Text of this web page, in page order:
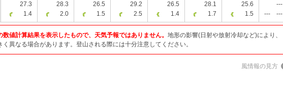
27.3
1.4
28.3
2.0
26.5
1.5
29.2
2.5
26.5
1.4
28.1
1.7
25.6
1.5
---
---
---
数値計算結果を表示したもので、天気予報ではありません。 地形の影響(日射や放射冷却など)により、
異なる場合があります。登山される際には十分注意してください。
風情報の見方